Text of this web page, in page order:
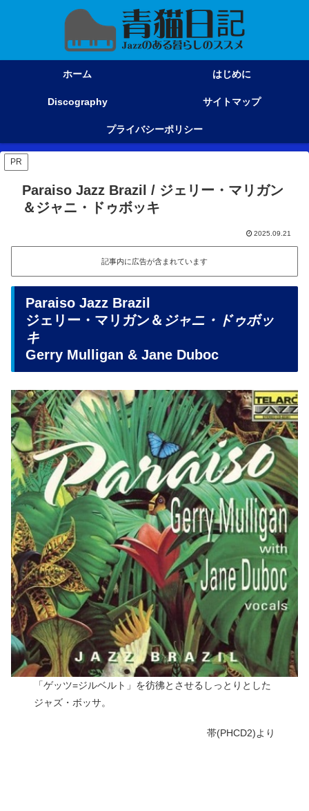
ホーム はじめに
Discography サイトマップ
プライバシーポリシー
PR
Paraiso Jazz Brazil / ジェリー・マリガン
＆ジャニ・ドゥボッキ
2025.09.21
記事内に広告が含まれています
Paraiso Jazz Brazil
ジェリー・マリガン＆ ジャニ・ドゥボッ
キ
Gerry Mulligan & Jane Duboc
「ゲッツ=ジルベルト」を彷彿とさせるしっとりとした
ジャズ・ボッサ。
帯(PHCD2)より